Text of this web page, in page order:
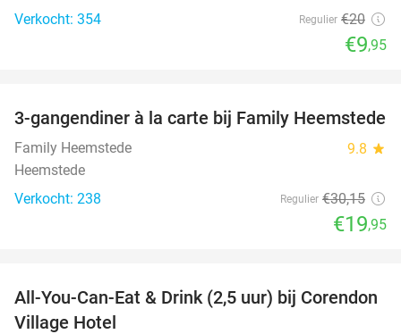
Verkocht: 354
Regulier €20
€9,95
34%
3-gangendiner à la carte bij Family Heemstede
Family Heemstede 9.8 star
Heemstede
Verkocht: 238
Regulier €30,15
€19,95
37%
All-You-Can-Eat & Drink (2,5 uur) bij Corendon
Village Hotel